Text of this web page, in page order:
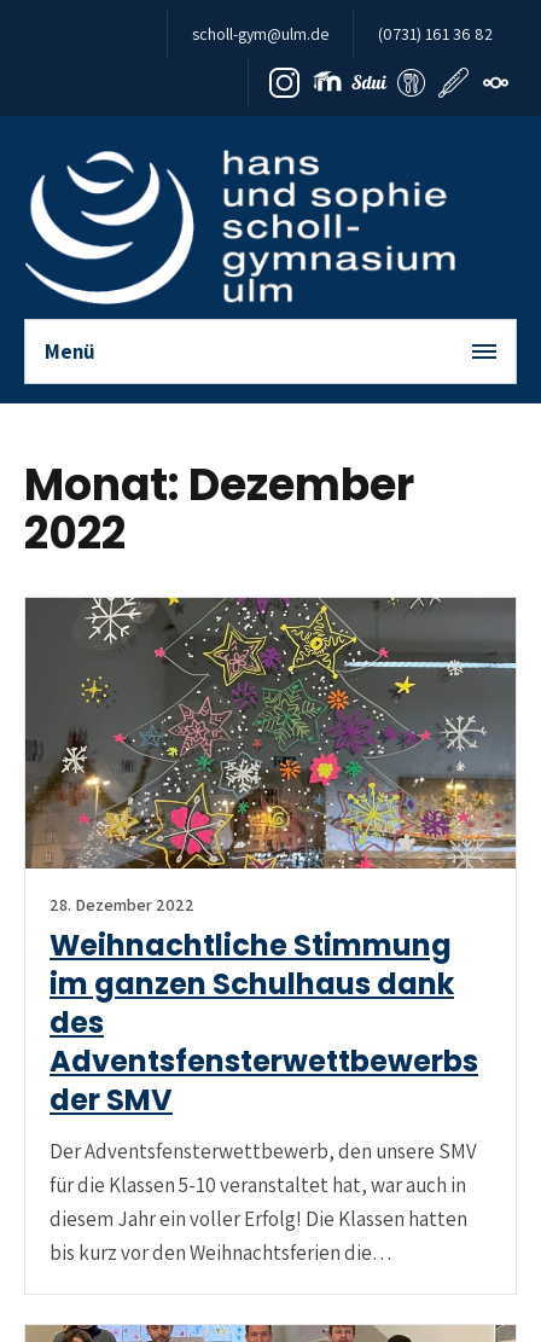
Zum Inhalt springen
scholl-gym@ulm.de (0731) 161 36 82
Menü
Monat: Dezember
2022
28. Dezember 2022
Weihnachtliche Stimmung
im ganzen Schulhaus dank
des
Adventsfensterwettbewerbs
der SMV
Der Adventsfensterwettbewerb, den unsere SMV
für die Klassen 5-10 veranstaltet hat, war auch in
diesem Jahr ein voller Erfolg! Die Klassen hatten
bis kurz vor den Weihnachtsferien die…